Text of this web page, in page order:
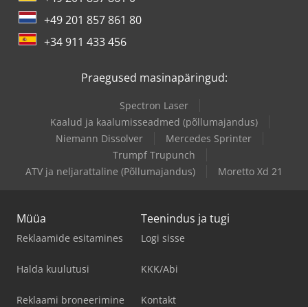
+49 201 857 861 80
+34 911 433 456
Praegused masinapäringud:
Spectron Laser
Kaalud ja kaalumisseadmed (põllumajandus)
Niemann Dissolver
Mercedes Sprinter
Trumpf Trupunch
ATV ja neljarattaline (Põllumajandus)
Moretto Xd 21
Müüa
Reklaamide esitamines
Halda kuulutusi
Reklaami broneerimine
Teenindus ja tugi
Logi sisse
KKK/Abi
Kontakt